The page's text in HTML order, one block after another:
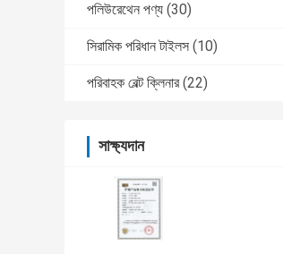
পলিউরেথেন পণ্য (30)
সিরামিক পরিধান টাইলস (10)
পরিবাহক বেল্ট ক্লিনার (22)
সাক্ষ্যদান